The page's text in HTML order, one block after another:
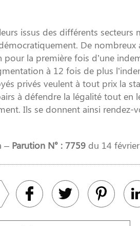
issus des différents
De
la première fois d’une
à 12 fois de plus
privés veulent à tout prix la
à défendre la légalité tout en
Ils se donnent ainsi
– Parution N° : 7759 du 14